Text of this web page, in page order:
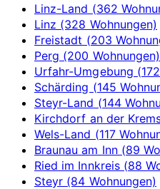
Linz-Land (362
Linz (328 Wohnungen)
Freistadt (203
Perg (200 Wohnungen)
Urfahr-Umgebung
Schärding (145
Steyr-Land (144
Kirchdorf an der
Wels-Land (117
Braunau am Inn (89
Ried im Innkreis (88
Steyr (84 Wohnungen)